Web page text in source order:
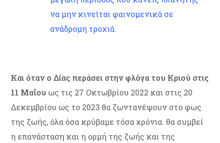
να μην κινείται φαινομενικά σε
ανάδρομη τροχιά.
Και όταν ο Δίας περάσει στην φλόγα του Κριού στις
11 Μαΐου ως τις 27 Οκτωβρίου 2022 και στις 20
Δεκεμβρίου ως το 2023 θα ζωντανέψουν στο φως
της ζωής, όλα όσα κρύβαμε τόσα χρόνια. θα συμβεί
η επανάσταση και η ορμή της ζωής και της